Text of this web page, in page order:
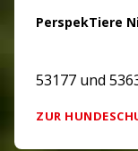
PerspekTiere
53177 und
ZUR